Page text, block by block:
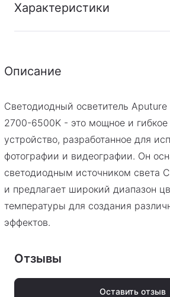
Характеристики
Гарантия:
Описание
Светодиодный осветитель Aputure
2700-6500K - это мощное и гибкое
устройство, разработанное для
фотографии и видеографии. Он
светодиодным источником света
и предлагает широкий диапазон
температуры для создания
эффектов.
Отзывы
Оставить отзыв